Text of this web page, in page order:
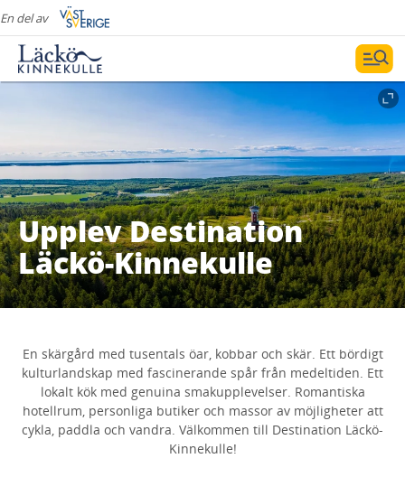
En del av
Upplev Destination
Läckö-Kinnekulle
En skärgård med tusentals öar, kobbar och skär. Ett bördigt
kulturlandskap med fascinerande spår från medeltiden. Ett
lokalt kök med genuina smakupplevelser. Romantiska
hotellrum, personliga butiker och massor av möjligheter att
cykla, paddla och vandra. Välkommen till Destination Läckö-
Kinnekulle!